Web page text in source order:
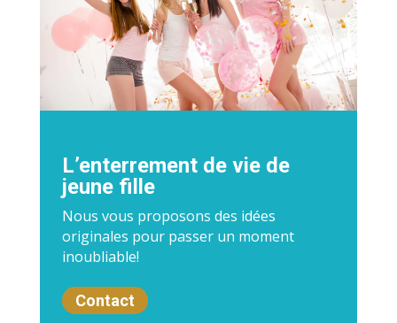
L’enterrement de vie de
jeune fille
Nous vous proposons des idées
originales pour passer un moment
inoubliable!
Contact